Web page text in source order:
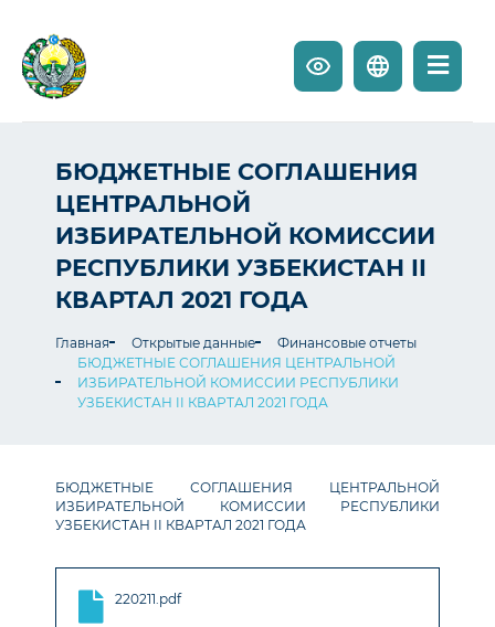
БЮДЖЕТНЫЕ СОГЛАШЕНИЯ
ЦЕНТРАЛЬНОЙ
ИЗБИРАТЕЛЬНОЙ КОМИССИИ
РЕСПУБЛИКИ УЗБЕКИСТАН II
КВАРТАЛ 2021 ГОДА
Главная Открытые данные
Финансовые отчеты
БЮДЖЕТНЫЕ СОГЛАШЕНИЯ ЦЕНТРАЛЬНОЙ
ИЗБИРАТЕЛЬНОЙ КОМИССИИ РЕСПУБЛИКИ
УЗБЕКИСТАН II КВАРТАЛ 2021 ГОДА
БЮДЖЕТНЫЕ СОГЛАШЕНИЯ ЦЕНТРАЛЬНОЙ
ИЗБИРАТЕЛЬНОЙ КОМИССИИ РЕСПУБЛИКИ
УЗБЕКИСТАН II КВАРТАЛ 2021 ГОДА
220211.pdf